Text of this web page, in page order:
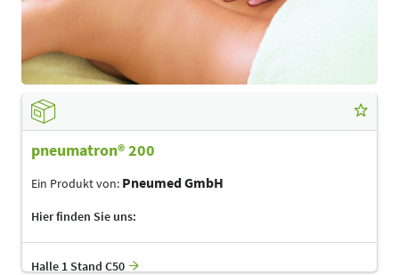
pneumatron® 200
Ein Produkt von: Pneumed GmbH
Hier finden Sie uns:
Halle 1 Stand C50